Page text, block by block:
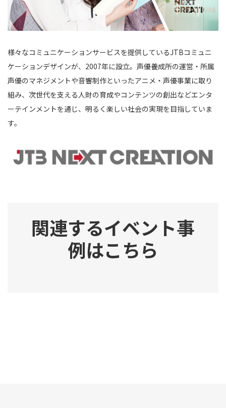
様々なコミュニケーションサービスを提供しているJTBコミュニ
ケーションデザインが、 2007年に設立。声優養成所の運営・所属
声優のマネジメントや音響制作といったアニメ・声優事業に取り
組み、次世代を支える人財の育成やコンテンツの創出などエンタ
ーテインメントを通じ、明るく楽しい社会の実現を目指していま
す。
関連するイベント事
例はこちら